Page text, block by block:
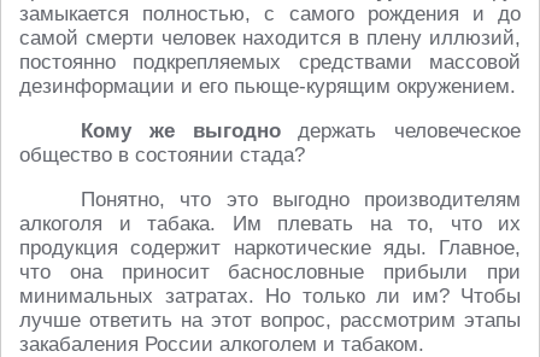
замыкается полностью, с самого рождения и до
самой смерти человек находится в плену иллюзий,
постоянно подкрепляемых средствами массовой
дезинформации и его пьюще-курящим окружением.
Кому же выгоднодержать человеческое
общество в состоянии стада?
Понятно, что это выгодно производителям
алкоголя и табака. Им плевать на то, что их
продукция содержит наркотические яды. Главное,
что она приносит баснословные прибыли при
минимальных затратах. Но только ли им? Чтобы
лучше ответить на этот вопрос, рассмотрим этапы
закабаления России алкоголем и табаком.